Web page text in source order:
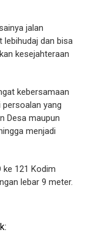
jalan
lebihudaj dan bisa
kesejahteraan
kebersamaan
yang
Desa maupun
menjadi
ke 121 Kodim
lebar 9 meter.